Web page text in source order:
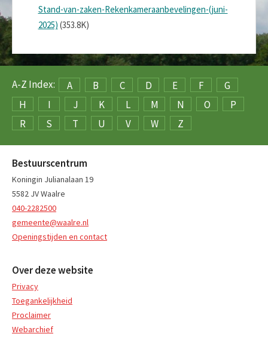
Stand-van-zaken-Rekenkameraanbevelingen-(juni-
2025) (353.8K)
A-Z Index: A B C D E F
G
H
I J K L M N O
P
R
S T U V W Z
Bestuurscentrum
Koningin Julianalaan 19
5582 JV Waalre
040-2282500
gemeente@waalre.nl
Openingstijden en contact
Over deze website
Privacy
Toegankelijkheid
Proclaimer
Webarchief